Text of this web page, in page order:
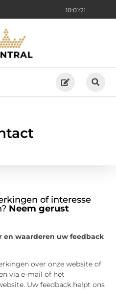
10:01:21
of interesse
Neem gerust
en waarderen uw feedback
over onze website of
via e-mail of het
Uw feedback helpt ons